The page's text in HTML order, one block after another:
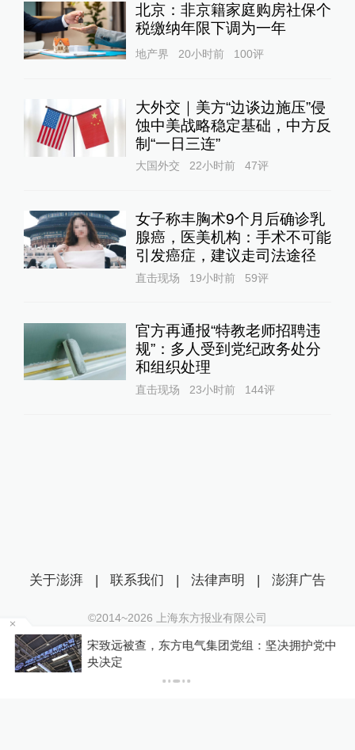
北京：非京籍家庭购房社保个
税缴纳年限下调为一年
地产界 20小时前 100评
大外交｜美方“边谈边施压”侵
蚀中美战略稳定基础，中方反
制“一日三连”
大国外交 22小时前 47评
女子称丰胸术9个月后确诊乳
腺癌，医美机构：手术不可能
引发癌症，建议走司法途径
直击现场 19小时前 59评
官方再通报“特教老师招聘违
规”：多人受到党纪政务处分
和组织处理
直击现场 23小时前 144评
宋致远被查，东方电气集团党组：坚决拥护党中
央决定
关于澎湃 | 联系我们 | 法律声明 | 澎湃广告
©2014~2026 上海东方报业有限公司
沪ICP证：沪B2-20170116 | 沪ICP备14003370号
互联网新闻信息服务许可证：31120170006
沪公网安备 31010602000299号